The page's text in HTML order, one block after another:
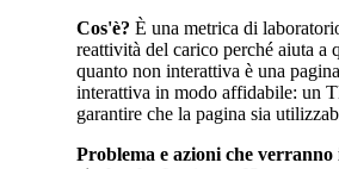
Cos'è? È una metrica di
reattività del carico perché aiuta a
quanto non interattiva è una
interattiva in modo affidabile: un
garantire che la pagina sia
Problema e azioni che